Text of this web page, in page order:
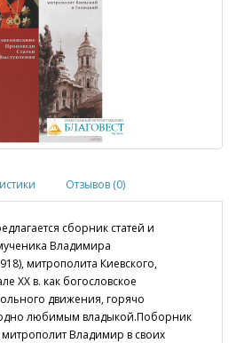
Отзывов (0)
сборник статей и
Владимира
митрополита Киевского,
XX в. как богословское
движения, горячо
любимым владыкой.Поборник
митрополит Владимир в своих